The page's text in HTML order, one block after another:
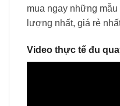
mua ngay những
lượng nhất, giá rẻ
Video thực tế đu